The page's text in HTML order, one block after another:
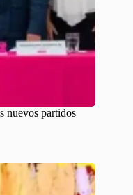
nuevos partidos